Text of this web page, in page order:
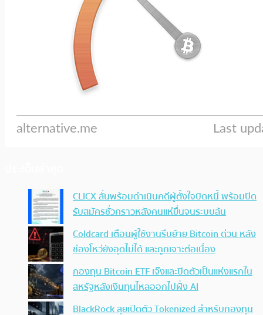
CLICX ลั่นพร้อมดำเนินคดีผู้ตั้งใจบิดหนี้ พร้อมปิด
รับสมัครชั่วคราวหลังคนแห่ยื่นจนระบบล้น
Coldcard เตือนผู้ใช้งานรีบย้าย Bitcoin ด่วน หลัง
ช่องโหว่ยังอุดไม่ได้ และถูกเจาะต่อเนื่อง
กองทุน Bitcoin ETF เจ๊งและปิดตัวเป็นแห่งแรกใน
สหรัฐหลังเงินทุนไหลออกไปฝั่ง AI
BlackRock ลุยเปิดตัว Tokenized สำหรับกองทุน